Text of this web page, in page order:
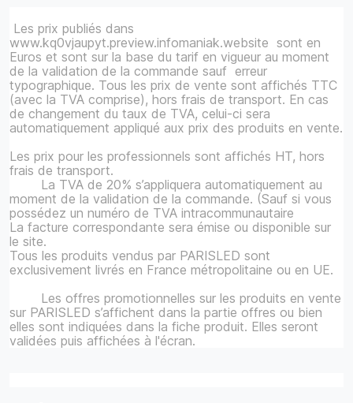
Les prix publiés dans
www.kq0vjaupyt.preview.infomaniak.website sont en
Euros et sont sur la base du tarif en vigueur au moment
de la validation de la commande sauf erreur
typographique. Tous les prix de vente sont affichés TTC
(avec la TVA comprise), hors frais de transport. En cas
de changement du taux de TVA, celui-ci sera
automatiquement appliqué aux prix des produits en vente.
Les prix pour les professionnels sont affichés HT, hors
frais de transport.
La TVA de 20% s’appliquera automatiquement au
moment de la validation de la commande. (Sauf si vous
possédez un numéro de TVA intracommunautaire
La facture correspondante sera émise ou disponible sur
le site.
Tous les produits vendus par PARISLED sont
exclusivement livrés en France métropolitaine ou en UE.
Les offres promotionnelles sur les produits en vente
sur PARISLED s’affichent dans la partie offres ou bien
elles sont indiquées dans la fiche produit. Elles seront
validées puis affichées à l'écran.